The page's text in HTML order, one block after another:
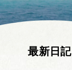
最新日記